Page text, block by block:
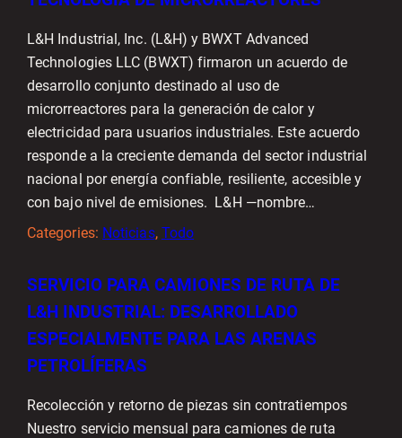
L&H Industrial, Inc. (L&H) y BWXT Advanced
Technologies LLC (BWXT) firmaron un acuerdo de
desarrollo conjunto destinado al uso de
microrreactores para la generación de calor y
electricidad para usuarios industriales. Este acuerdo
responde a la creciente demanda del sector industrial
nacional por energía confiable, resiliente, accesible y
con bajo nivel de emisiones. L&H —nombre…
Categories: Noticias, Todo
SERVICIO PARA CAMIONES DE RUTA DE
L&H INDUSTRIAL: DESARROLLADO
ESPECIALMENTE PARA LAS ARENAS
PETROLÍFERAS
Recolección y retorno de piezas sin contratiempos
Nuestro servicio mensual para camiones de ruta